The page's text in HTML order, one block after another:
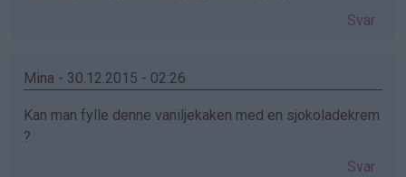
Svar
Mina - 30.12.2015 - 02:26
Kan man fylle denne vaniljekaken med en sjokoladekrem
?
Svar